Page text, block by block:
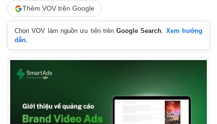
Thêm VOV trên Google
Chọn VOV làm nguồn ưu tiên trênGoogle Search. Xem hướng
dẫn.